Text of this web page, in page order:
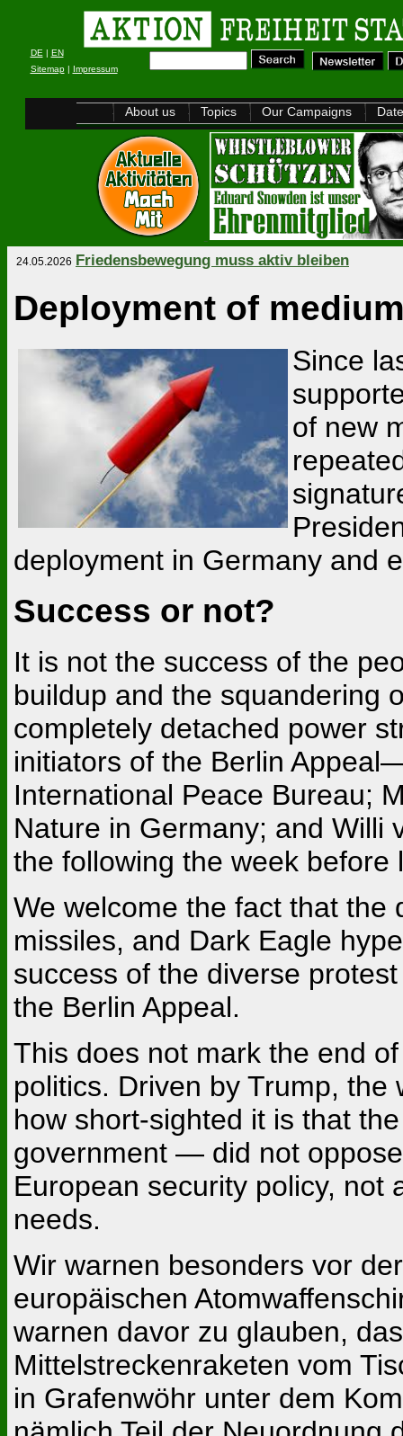
DE | EN
Sitemap| Impressum
About us Topics Our Campaigns
24.05.2026 Friedensbewegung muss aktiv bleiben
Deployment of
Since
of new
deployment in Germany and
Success or not?
It is not the success of the
buildup and the squandering
completely detached power
initiators of the Berlin
International Peace Bureau;
Nature in Germany; and
the following the week before
We welcome the fact that the
missiles, and Dark Eagle
success of the diverse
the Berlin Appeal.
This does not mark the end
politics. Driven by Trump,
how short-sighted it is that
government — did not
European security policy, not
needs.
Wir warnen besonders vor
europäischen
warnen davor zu glauben,
Mittelstreckenraketen vom
in Grafenwöhr unter dem